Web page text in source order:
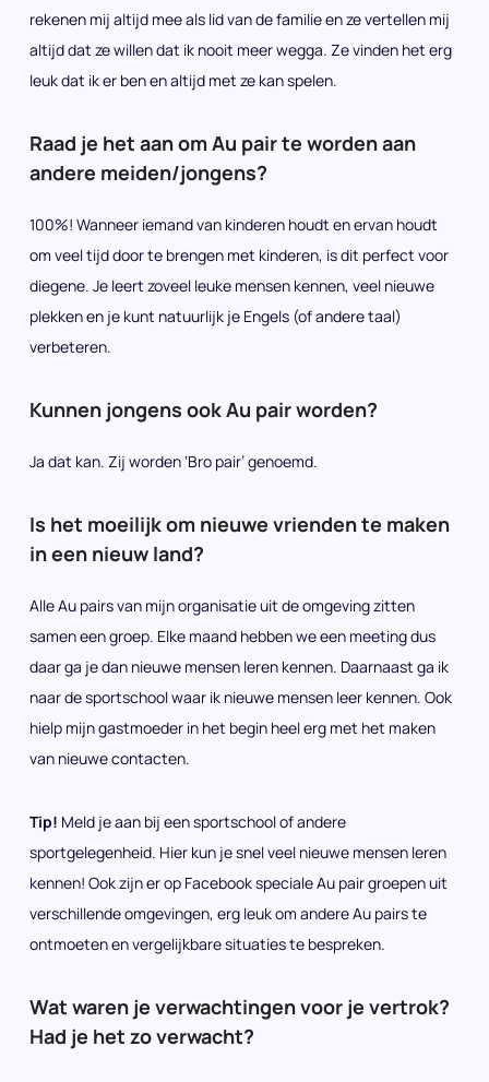
rekenen mij altijd mee als lid van de familie en ze vertellen mij
altijd dat ze willen dat ik nooit meer wegga. Ze vinden het erg
leuk dat ik er ben en altijd met ze kan spelen.
Raad je het aan om Au pair te worden aan
andere meiden/jongens?
100%! Wanneer iemand van kinderen houdt en ervan houdt
om veel tijd door te brengen met kinderen, is dit perfect voor
diegene. Je leert zoveel leuke mensen kennen, veel nieuwe
plekken en je kunt natuurlijk je Engels (of andere taal)
verbeteren.
Kunnen jongens ook Au pair worden?
Ja dat kan. Zij worden ‘Bro pair’ genoemd.
Is het moeilijk om nieuwe vrienden te maken
in een nieuw land?
Alle Au pairs van mijn organisatie uit de omgeving zitten
samen een groep. Elke maand hebben we een meeting dus
daar ga je dan nieuwe mensen leren kennen. Daarnaast ga ik
naar de sportschool waar ik nieuwe mensen leer kennen. Ook
hielp mijn gastmoeder in het begin heel erg met het maken
van nieuwe contacten.
Tip! Meld je aan bij een sportschool of andere
sportgelegenheid. Hier kun je snel veel nieuwe mensen leren
kennen! Ook zijn er op Facebook speciale Au pair groepen uit
verschillende omgevingen, erg leuk om andere Au pairs te
ontmoeten en vergelijkbare situaties te bespreken.
Wat waren je verwachtingen voor je vertrok?
Had je het zo verwacht?